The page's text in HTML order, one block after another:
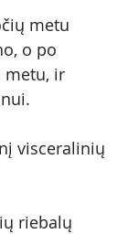
metu
o po
metu, ir
visceralinių
riebalų